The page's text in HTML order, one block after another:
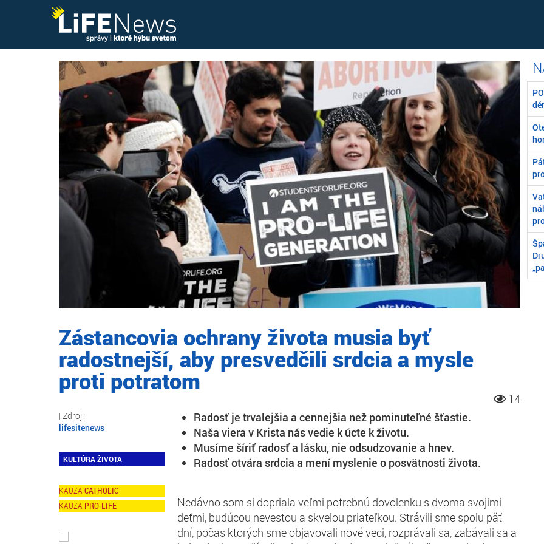
Zástancovia ochrany života musia byť
radostnejší, aby presvedčili srdcia a mysle
proti potratom
14
lifesitenews
KULTÚRA ŽIVOTA
CATHOLIC
PRO-LIFE
Radosť je trvalejšia a cennejšia než pominuteľné šťastie.
Naša viera v Krista nás vedie k úcte k životu.
Musíme šíriť radosť a lásku, nie odsudzovanie a hnev.
Radosť otvára srdcia a mení myslenie o posvätnosti života.
Nedávno som si dopriala veľmi potrebnú dovolenku s dvoma svojimi
deťmi, budúcou nevestou a skvelou priateľkou. Strávili sme spolu päť
dní, počas ktorých sme objavovali nové veci, rozprávali sa, zabávali sa a